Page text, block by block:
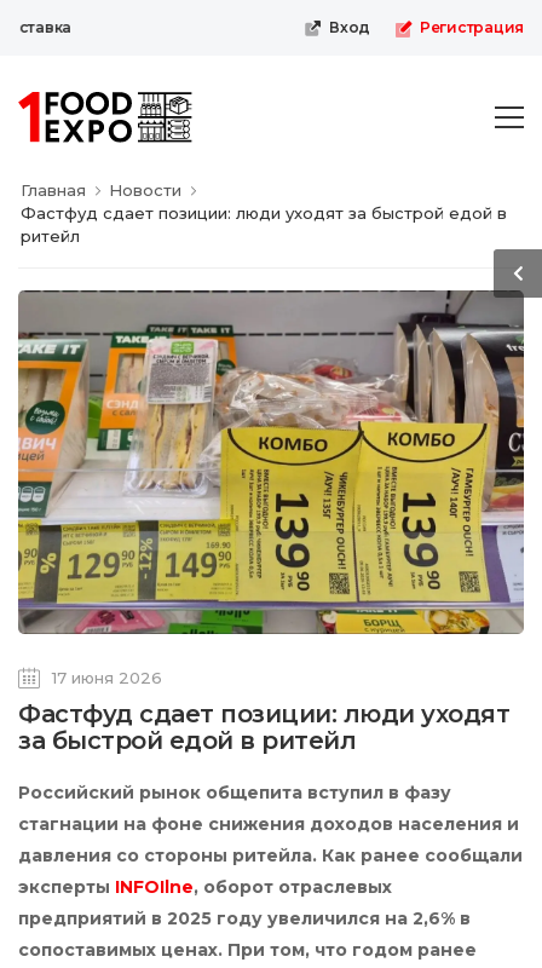
Вход Регистрация
Главная
Новости
Фастфуд сдает позиции: люди уходят за быстрой едой в
ритейл
17 июня 2026
Фастфуд сдает позиции: люди уходят
за быстрой едой в ритейл
Российский рынок общепита вступил в фазу
стагнации на фоне снижения доходов населения и
давления со стороны ритейла. Как ранее сообщали
эксперты INFOIlne, оборот отраслевых
предприятий в 2025 году увеличился на 2,6% в
сопоставимых ценах. При том, что годом ранее